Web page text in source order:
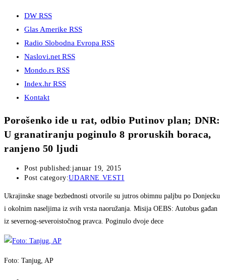
DW RSS
Glas Amerike RSS
Radio Slobodna Evropa RSS
Naslovi.net RSS
Mondo.rs RSS
Index.hr RSS
Kontakt
Porošenko ide u rat, odbio Putinov plan; DNR:
U granatiranju poginulo 8 proruskih boraca,
ranjeno 50 ljudi
Post published:januar 19, 2015
Post category:UDARNE VESTI
Ukrajinske snage bezbednosti otvorile su jutros obimnu paljbu po Donjecku
i okolnim naseljima iz svih vrsta naoružanja. Misija OEBS: Autobus gađan
iz severnog-severoistočnog pravca. Poginulo dvoje dece
Foto: Tanjug, AP